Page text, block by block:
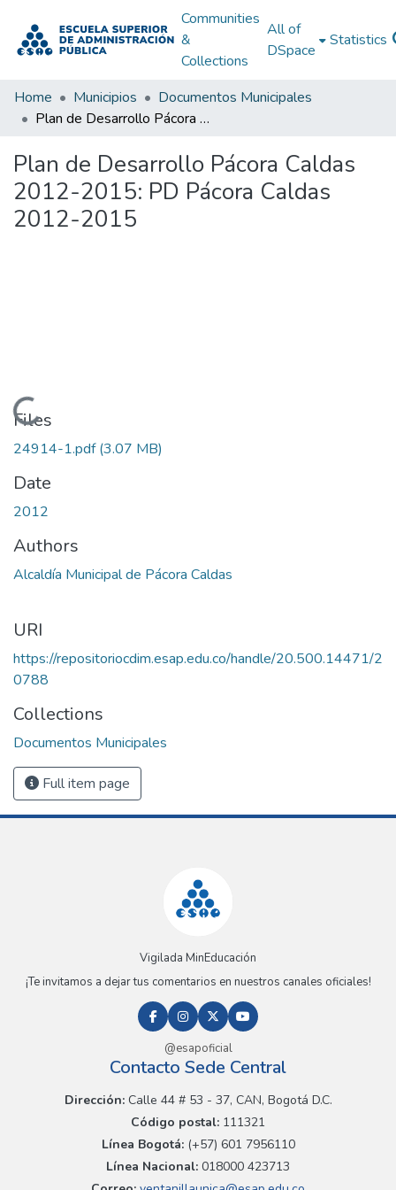
Communities
&
Collections
All of
DSpace
Statistics
Home Municipios
Documentos Municipales
Plan de Desarrollo Pácora Caldas 2012-2015: PD Pácora Caldas 2012-2015
Plan de Desarrollo Pácora Caldas
2012-2015: PD Pácora Caldas
2012-2015
Loading...
Files
24914-1.pdf(3.07 MB)
Date
2012
Authors
Alcaldía Municipal de Pácora Caldas
URI
https://repositoriocdim.esap.edu.co/handle/20.500.14471/2
0788
Collections
Documentos Municipales
Full item page
Vigilada MinEducación
¡Te invitamos a dejar tus comentarios en nuestros canales oficiales!
@esapoficial
Contacto Sede Central
Dirección:Calle 44 # 53 - 37, CAN, Bogotá D.C.
Código postal: 111321
Línea Bogotá:(+57) 601 7956110
Línea Nacional: 018000 423713